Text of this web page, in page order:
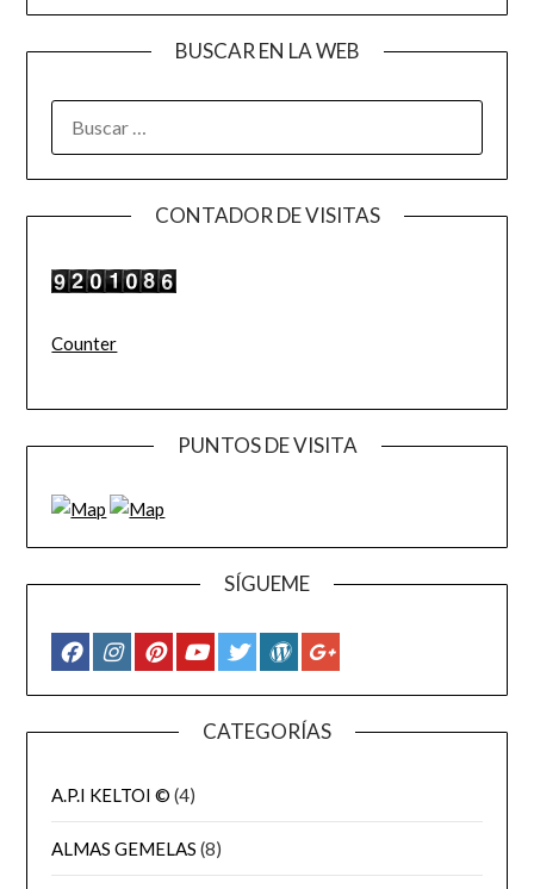
BUSCAR EN LA WEB
CONTADOR DE VISITAS
Counter
PUNTOS DE VISITA
SÍGUEME
CATEGORÍAS
A.P.I KELTOI © (4)
ALMAS GEMELAS (8)